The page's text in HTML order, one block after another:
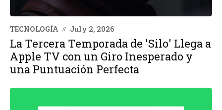
TECNOLOGÍA July 2, 2026
La Tercera Temporada de 'Silo' Llega a
Apple TV con un Giro Inesperado y
una Puntuación Perfecta